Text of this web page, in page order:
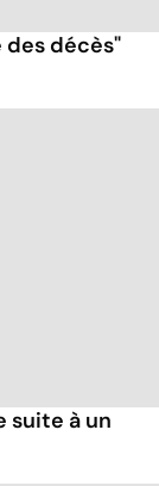
des décès"
suite à un